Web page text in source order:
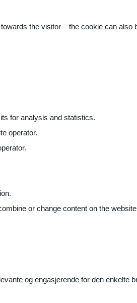
the visitor – the cookie can
for analysis and statistics.
operator.
or change content on the
og engasjerende for den enkelte